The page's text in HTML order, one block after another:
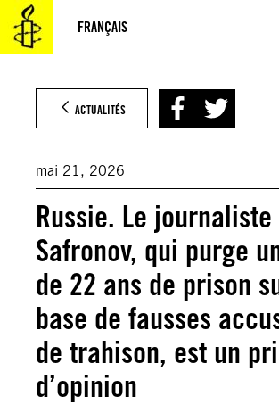
FRANÇAIS
Aller
au
contenu
ACTUALITÉS
mai 21, 2026
Russie. Le
Safronov, qui purge
de 22 ans de prison
base de fausses
de trahison, est un
d’opinion